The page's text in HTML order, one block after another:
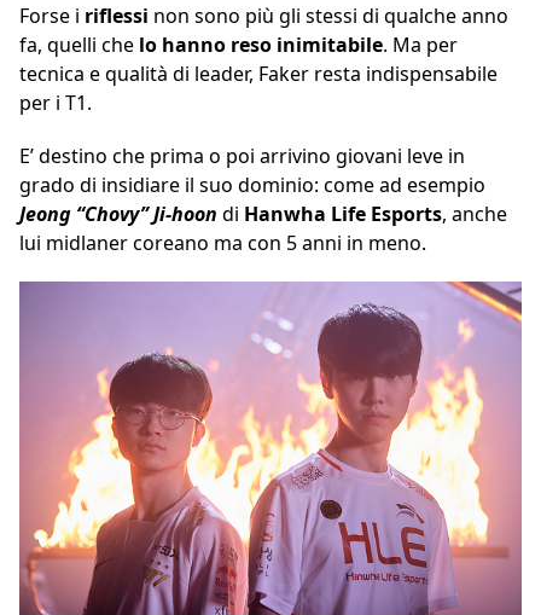
Forse i riflessi non sono più gli stessi di qualche anno
fa, quelli che lo hanno reso inimitabile. Ma per
tecnica e qualità di leader, Faker resta indispensabile
per i T1.
E’ destino che prima o poi arrivino giovani leve in
grado di insidiare il suo dominio: come ad esempio
Jeong “Chovy” Ji-hoon di Hanwha Life Esports, anche
lui midlaner coreano ma con 5 anni in meno.